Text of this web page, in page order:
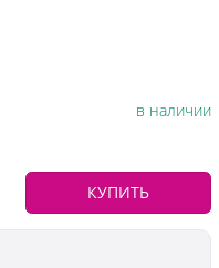
в наличии
КУПИТЬ